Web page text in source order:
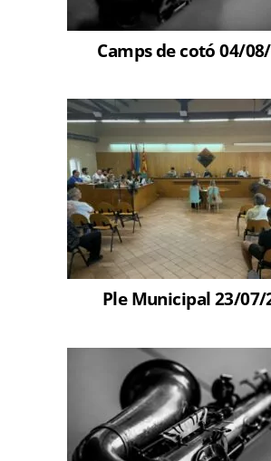
Camps de cotó 04/
Ple Municipal 23/07/